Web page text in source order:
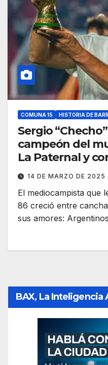
COMUNA 15 HISTORIA DE
Sergio
campeón del
La Paternal y
Agronomía
14 DE MARZO DE 2025
El mediocampista que
86 creció entre
sus amores:
BAX, La Inteligencia